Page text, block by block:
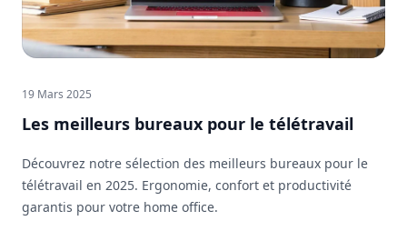
19 Mars 2025
Les meilleurs bureaux pour le télétravail
Découvrez notre sélection des meilleurs bureaux pour le
télétravail en 2025. Ergonomie, confort et productivité
garantis pour votre home office.